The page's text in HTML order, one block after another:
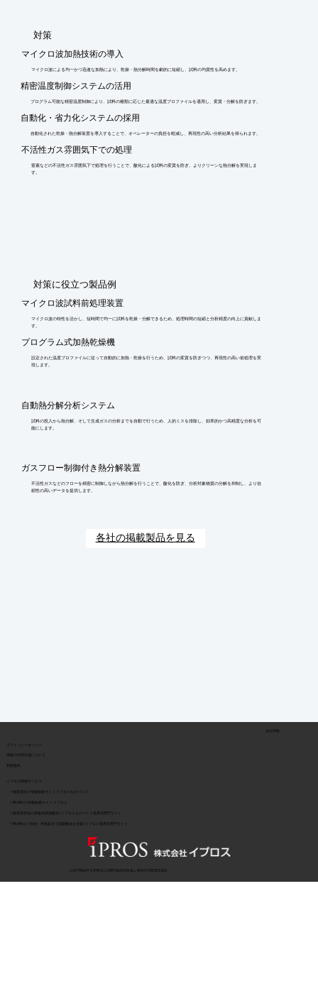
​対策
マイクロ波加熱技術の導入
マイクロ波による均一かつ迅速な加熱により、乾燥・熱分解時間を劇的に短縮し、試料の均質性を高めます。
精密温度制御システムの活用
プログラム可能な精密温度制御により、試料の種類に応じた最適な温度プロファイルを適用し、変質・分解を防ぎます。
自動化・省力化システムの採用
自動化された乾燥・熱分解装置を導入することで、オペレーターの負担を軽減し、再現性の高い分析結果を得られます。
不活性ガス雰囲気下での処理
窒素などの不活性ガス雰囲気下で処理を行うことで、酸化による試料の変質を防ぎ、よりクリーンな熱分解を実現しま
す。
​対策に役立つ製品例
マイクロ波試料前処理装置
マイクロ波の特性を活かし、短時間で均一に試料を乾燥・分解できるため、処理時間の短縮と分析精度の向上に貢献しま
す。
プログラム式加熱乾燥機
設定された温度プロファイルに従って自動的に加熱・乾燥を行うため、試料の変質を防ぎつつ、再現性の高い前処理を実
現します。
自動熱分解分析システム
試料の投入から熱分解、そして生成ガスの分析までを自動で行うため、人的ミスを排除し、効率的かつ高精度な分析を可
能にします。
ガスフロー制御付き熱分解装置
不活性ガスなどのフローを精密に制御しながら熱分解を行うことで、酸化を防ぎ、分析対象物質の分解を抑制し、より信
頼性の高いデータを提供します。
各社の掲載製品を見る
​情報の外部伝達について
会社情報
COPYRIGHT © IPROS CORPORATION ALL RIGHTS RESERVED
> 製造業特化の用途別課題解決 | イプロスものづくり業界別専門サイト
> BtoB向け情報検索サイト イプロス
> BtoB向け | 目的・用途起点で課題解決を支援 | イプロス業界別専門サイト
> 製造業向け情報検索サイト イプロスものづくり
イプロス関連サービス